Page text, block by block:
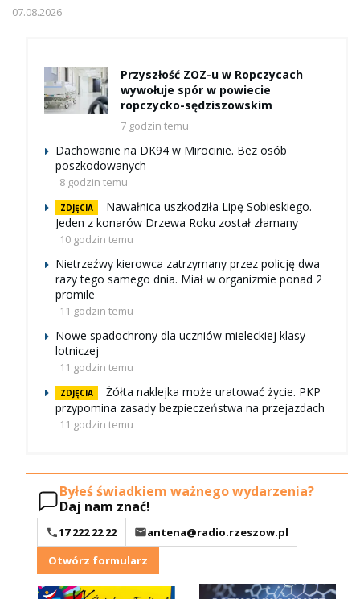
07.08.2026
Przyszłość ZOZ-u w Ropczycach
wywołuje spór w powiecie
ropczycko-sędziszowskim
7 godzin temu
Dachowanie na DK94 w Mirocinie. Bez osób
poszkodowanych
8 godzin temu
ZDJĘCIA
Nawałnica uszkodziła Lipę Sobieskiego.
Jeden z konarów Drzewa Roku został złamany
10 godzin temu
Nietrzeźwy kierowca zatrzymany przez policję dwa
razy tego samego dnia. Miał w organizmie ponad 2
promile
11 godzin temu
Nowe spadochrony dla uczniów mieleckiej klasy
lotniczej
11 godzin temu
ZDJĘCIA
Żółta naklejka może uratować życie. PKP
przypomina zasady bezpieczeństwa na przejazdach
11 godzin temu
Byłeś świadkiem ważnego wydarzenia?
Daj nam znać!
17 222 22 22
antena@radio.rzeszow.pl
Otwórz formularz